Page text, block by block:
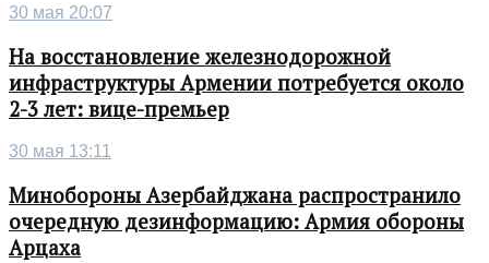
30 мая 20:07
На восстановление железнодорожной
инфраструктуры Армении потребуется около
2-3 лет: вице-премьер
30 мая 13:11
Минобороны Азербайджана распространило
очередную дезинформацию: Армия обороны
Арцаха